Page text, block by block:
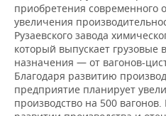
приобретения современного
увеличения
Рузаевского завода
который выпускает грузовые
назначения — от вагонов-
Благодаря развитию
предприятие планирует
производство на 500